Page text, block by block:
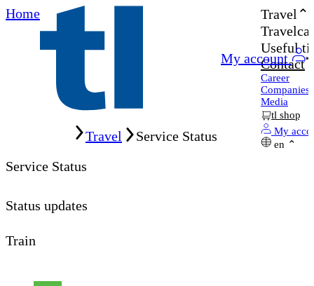
Home
My account
Travel
Useful
Contact
Career
Companies
Media
tl shop
My
en
Travel
Service Status
Service Status
Status updates
Train